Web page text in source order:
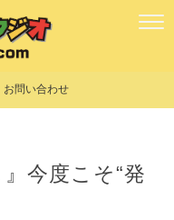
お問い合わせ
今度こそ“発